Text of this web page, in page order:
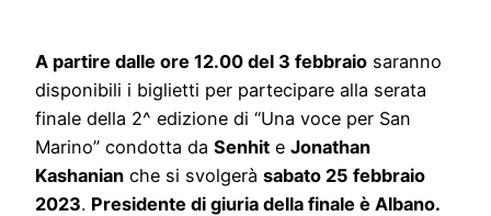
A partire dalle ore 12.00 del 3 febbraio saranno
disponibili i biglietti per partecipare alla serata
finale della 2^ edizione di “Una voce per San
Marino” condotta da Senhit e Jonathan
Kashanian che si svolgerà sabato 25 febbraio
2023. Presidente di giuria della finale è Albano.